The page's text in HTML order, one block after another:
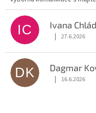
IC Ivana
Hodnocení
| 27.6.2026
DK Dagmar
Hodnocení
| 16.6.2026